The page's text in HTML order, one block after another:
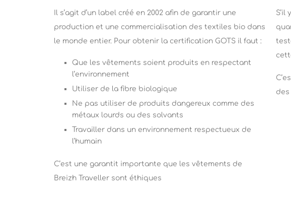
Il s’agit d’un label créé en 2002 afin de garantir une
production et une commercialisation des textiles bio dans
le monde entier. Pour obtenir la certification GOTS il faut :
Que les vêtements soient produits en respectant
l’environnement
Utiliser de la fibre biologique
Ne pas utiliser de produits dangereux comme des
métaux lourds ou des solvants
Travailler dans un environnement respectueux de
l’humain
C’est une garantit importante que les vêtements de
Breizh Traveller sont éthiques
des